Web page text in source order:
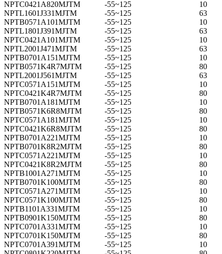
NPTC0421A820MJTM
-55~125
10
NPTL1601J331MJTM
-55~125
63
NPTB0571A101MJTM
-55~125
10
NPTL1801J391MJTM
-55~125
63
NPTC0421A101MJTM
-55~125
10
NPTL2001J471MJTM
-55~125
63
NPTB0701A151MJTM
-55~125
10
NPTB0571K4R7MJTM
-55~125
80
NPTL2001J561MJTM
-55~125
63
NPTC0571A151MJTM
-55~125
10
NPTC0421K4R7MJTM
-55~125
80
NPTB0701A181MJTM
-55~125
10
NPTB0571K6R8MJTM
-55~125
80
NPTC0571A181MJTM
-55~125
10
NPTC0421K6R8MJTM
-55~125
80
NPTB0701A221MJTM
-55~125
10
NPTB0701K8R2MJTM
-55~125
80
NPTC0571A221MJTM
-55~125
10
NPTC0421K8R2MJTM
-55~125
80
NPTB1001A271MJTM
-55~125
10
NPTB0701K100MJTM
-55~125
80
NPTC0571A271MJTM
-55~125
10
NPTC0571K100MJTM
-55~125
80
NPTB1101A331MJTM
-55~125
10
NPTB0901K150MJTM
-55~125
80
NPTC0701A331MJTM
-55~125
10
NPTC0701K150MJTM
-55~125
80
NPTC0701A391MJTM
-55~125
10